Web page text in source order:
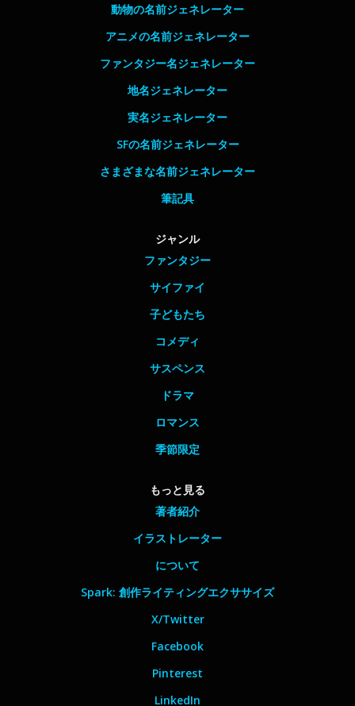
動物の名前ジェネレーター
アニメの名前ジェネレーター
ファンタジー名ジェネレーター
地名ジェネレーター
実名ジェネレーター
SFの名前ジェネレーター
さまざまな名前ジェネレーター
筆記具
ジャンル
ファンタジー
サイファイ
子どもたち
コメディ
サスペンス
ドラマ
ロマンス
季節限定
もっと見る
著者紹介
イラストレーター
について
Spark: 創作ライティングエクササイズ
X/Twitter
Facebook
Pinterest
LinkedIn